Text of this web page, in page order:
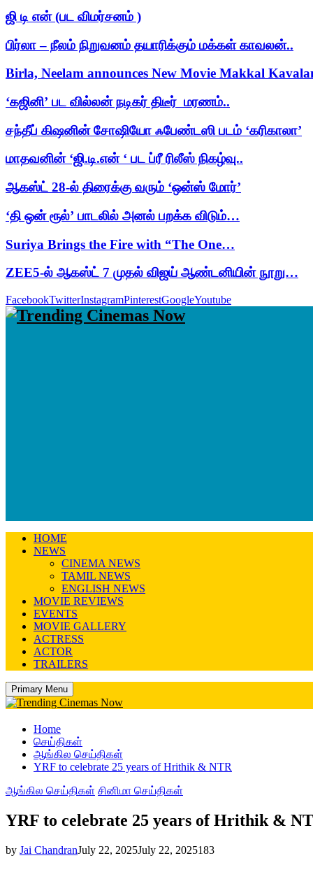
ஜி டி என் (பட விமர்சனம் )
பிர்லா – நீலம் நிறுவனம் தயாரிக்கும் மக்கள் காவலன்..
Birla, Neelam announces New Movie Makkal
‘கஜினி’ பட வில்லன் நடிகர் திடீர் மரணம்..
சந்தீப் கிஷனின் சோஷியோ ஃபேண்டஸி படம் ‘கரிகாலா’
மாதவனின் ‘ஜி.டி.என் ‘ பட ப்ரீ ரிலீஸ் நிகழ்வு..
ஆகஸ்ட் 28-ல் திரைக்கு வரும் ‘ஒன்ஸ் மோர்’
‘தி ஒன் ரூல்’ பாடலில் அனல் பறக்க விடும்…
Suriya Brings the Fire with “The One…
ZEE5-ல் ஆகஸ்ட் 7 முதல் விஜய் ஆண்டனியின் நூறு…
FacebookTwitterInstagramPinterestGoogleYoutube
HOME
NEWS
CINEMA NEWS
TAMIL NEWS
ENGLISH NEWS
MOVIE REVIEWS
EVENTS
MOVIE GALLERY
ACTRESS
ACTOR
TRAILERS
Primary Menu
Home
செய்திகள்
ஆங்கில செய்திகள்
YRF to celebrate 25 years of Hrithik & NTR
ஆங்கில செய்திகள் சினிமா செய்திகள்
YRF to celebrate 25 years of Hrithik &
by Jai ChandranJuly 22, 2025July 22, 2025183